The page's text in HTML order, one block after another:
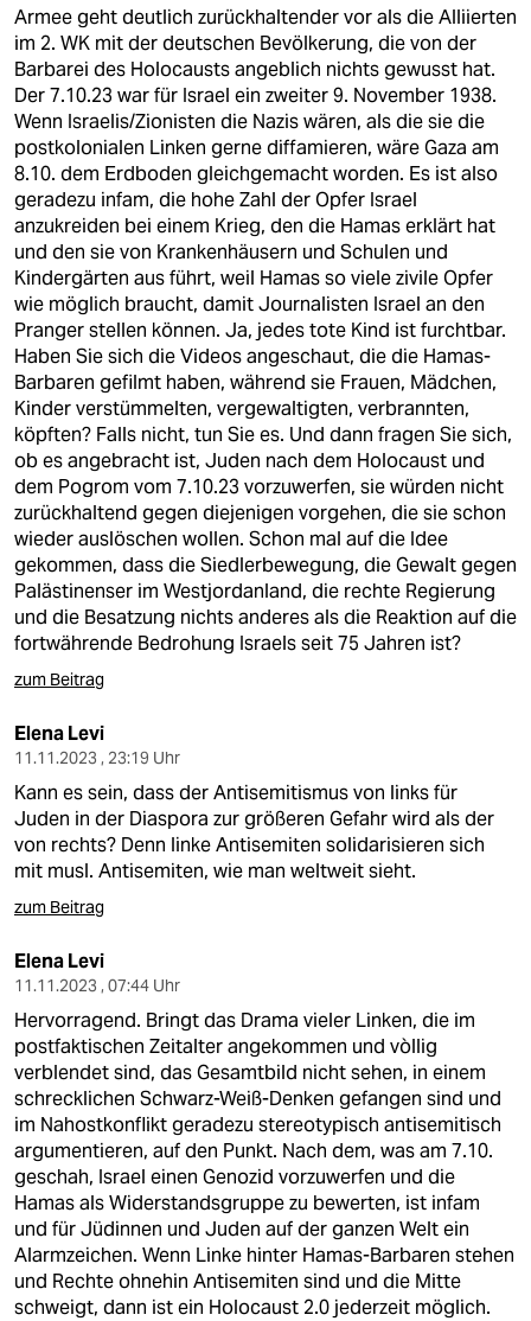
Armee geht deutlich zurückhaltender vor als die Alliierten
im 2. WK mit der deutschen Bevölkerung, die von der
Barbarei des Holocausts angeblich nichts gewusst hat.
Der 7.10.23 war für Israel ein zweiter 9. November 1938.
Wenn Israelis/Zionisten die Nazis wären, als die sie die
postkolonialen Linken gerne diffamieren, wäre Gaza am
8.10. dem Erdboden gleichgemacht worden. Es ist also
geradezu infam, die hohe Zahl der Opfer Israel
anzukreiden bei einem Krieg, den die Hamas erklärt hat
und den sie von Krankenhäusern und Schulen und
Kindergärten aus führt, weil Hamas so viele zivile Opfer
wie möglich braucht, damit Journalisten Israel an den
Pranger stellen können. Ja, jedes tote Kind ist furchtbar.
Haben Sie sich die Videos angeschaut, die die Hamas-
Barbaren gefilmt haben, während sie Frauen, Mädchen,
Kinder verstümmelten, vergewaltigten, verbrannten,
köpften? Falls nicht, tun Sie es. Und dann fragen Sie sich,
ob es angebracht ist, Juden nach dem Holocaust und
dem Pogrom vom 7.10.23 vorzuwerfen, sie würden nicht
zurückhaltend gegen diejenigen vorgehen, die sie schon
wieder auslöschen wollen. Schon mal auf die Idee
gekommen, dass die Siedlerbewegung, die Gewalt gegen
Palästinenser im Westjordanland, die rechte Regierung
und die Besatzung nichts anderes als die Reaktion auf die
fortwährende Bedrohung Israels seit 75 Jahren ist?
zum Beitrag
Elena Levi
11.11.2023 , 23:19 Uhr
Kann es sein, dass der Antisemitismus von links für
Juden in der Diaspora zur größeren Gefahr wird als der
von rechts? Denn linke Antisemiten solidarisieren sich
mit musl. Antisemiten, wie man weltweit sieht.
zum Beitrag
Elena Levi
11.11.2023 , 07:44 Uhr
Hervorragend. Bringt das Drama vieler Linken, die im
postfaktischen Zeitalter angekommen und vòllig
verblendet sind, das Gesamtbild nicht sehen, in einem
schrecklichen Schwarz-Weiß-Denken gefangen sind und
im Nahostkonflikt geradezu stereotypisch antisemitisch
argumentieren, auf den Punkt. Nach dem, was am 7.10.
geschah, Israel einen Genozid vorzuwerfen und die
Hamas als Widerstandsgruppe zu bewerten, ist infam
und für Jüdinnen und Juden auf der ganzen Welt ein
Alarmzeichen. Wenn Linke hinter Hamas-Barbaren stehen
und Rechte ohnehin Antisemiten sind und die Mitte
schweigt, dann ist ein Holocaust 2.0 jederzeit möglich.